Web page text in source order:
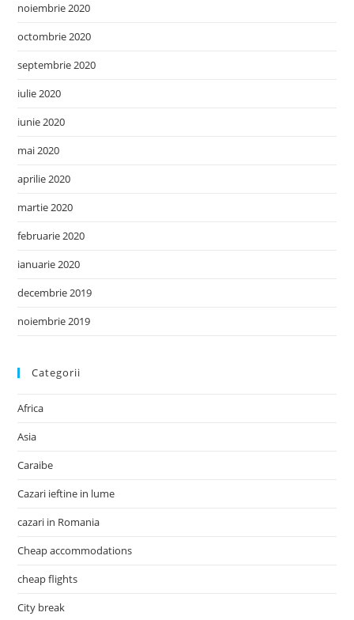
noiembrie 2020
octombrie 2020
septembrie 2020
iulie 2020
iunie 2020
mai 2020
aprilie 2020
martie 2020
februarie 2020
ianuarie 2020
decembrie 2019
noiembrie 2019
Categorii
Africa
Asia
Caraibe
Cazari ieftine in lume
cazari in Romania
Cheap accommodations
cheap flights
City break